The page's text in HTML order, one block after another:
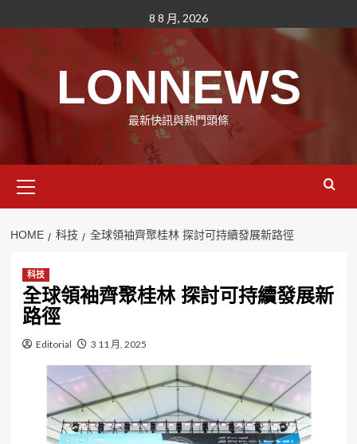
to
8 8 月, 2026
LONNEWS
最新快訊與熱門頭條
Menu
HOME 科技 全球領袖齊聚桂林 探討可持續發展新路徑
科技
全球領袖齊聚桂林 探討可持續發展新
路徑
Editorial 3 11 月, 2025